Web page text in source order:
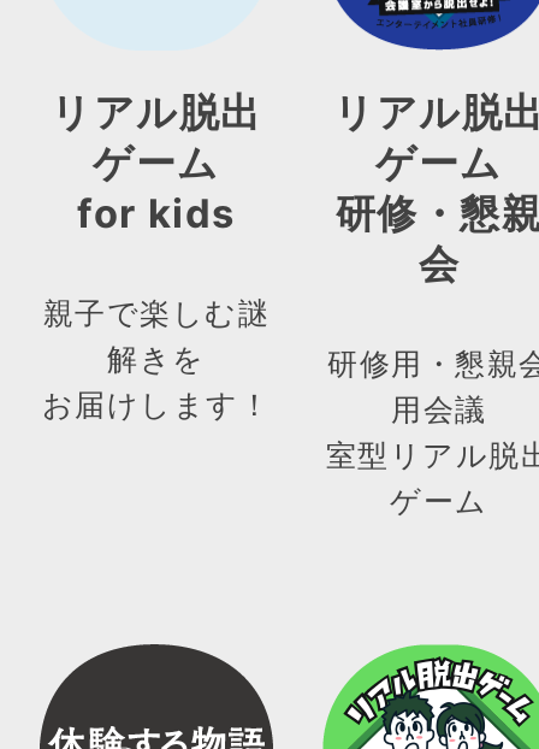
リアル脱出
ゲーム
for kids
親子で楽しむ謎
解きを
お届けします！
リアル脱
ゲーム
研修・懇
会
研修用・懇親
用会議
室型リアル脱
ゲーム